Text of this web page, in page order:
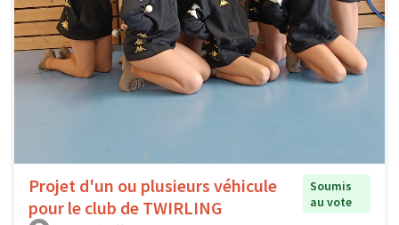
Projet d'un ou plusieurs véhicule
pour le club de TWIRLING
Soumis
au vote